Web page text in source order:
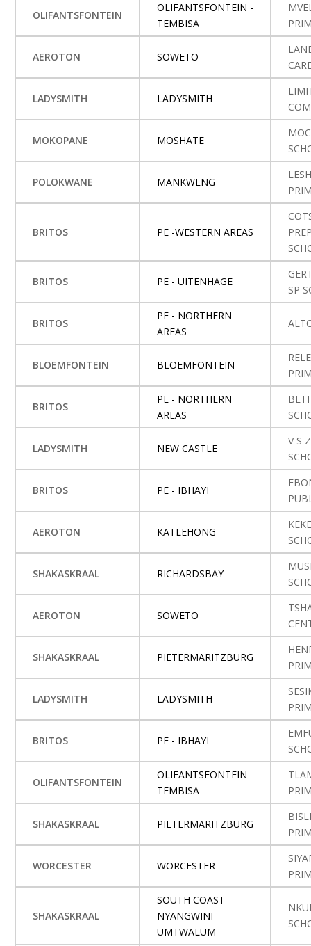
OLIFANTSFONTEIN
OLIFANTSFONTEIN -
TEMBISA
AEROTON SOWETO
LADYSMITH LADYSMITH
MOKOPANE MOSHATE
POLOKWANE MANKWENG
BRITOS PE -WESTERN AREAS
BRITOS PE - UITENHAGE
SP
BRITOS
PE - NORTHERN
AREAS
BLOEMFONTEIN BLOEMFONTEIN
BRITOS
PE - NORTHERN
AREAS
LADYSMITH NEW CASTLE
V S
BRITOS PE - IBHAYI
AEROTON KATLEHONG
SHAKASKRAAL RICHARDSBAY
AEROTON SOWETO
SHAKASKRAAL PIETERMARITZBURG
LADYSMITH LADYSMITH
BRITOS PE - IBHAYI
OLIFANTSFONTEIN
OLIFANTSFONTEIN -
TEMBISA
SHAKASKRAAL PIETERMARITZBURG
WORCESTER WORCESTER
SHAKASKRAAL
SOUTH COAST-
NYANGWINI
UMTWALUM